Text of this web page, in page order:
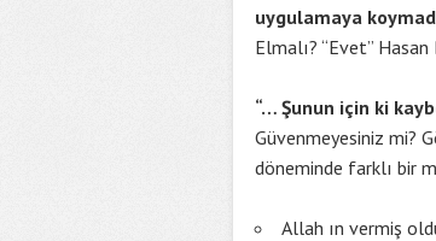
uygulamaya
Elmalı? “Evet”
“… Şunun için ki
Güvenmeyesiniz mi?
döneminde farklı bir
Allah ın vermiş